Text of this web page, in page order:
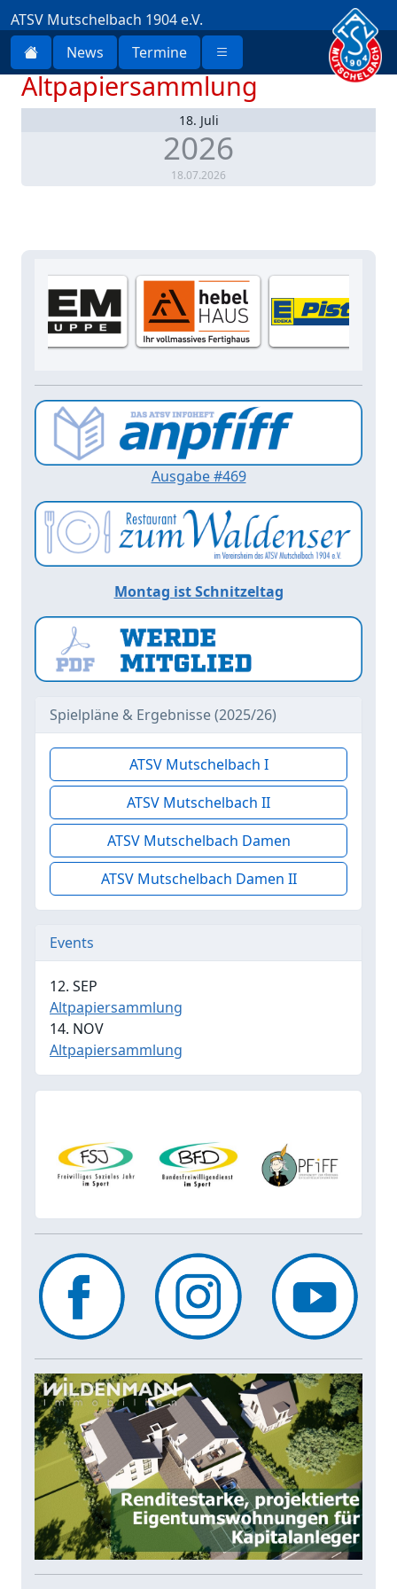
ATSV Mutschelbach 1904 e.V.
News
Termine
Altpapiersammlung
18. Juli
2026
18.07.2026
Ausgabe #469
Montag ist Schnitzeltag
Spielpläne & Ergebnisse (2025/26)
ATSV Mutschelbach I
ATSV Mutschelbach II
ATSV Mutschelbach Damen
ATSV Mutschelbach Damen II
Events
12. SEP
Altpapiersammlung
14. NOV
Altpapiersammlung